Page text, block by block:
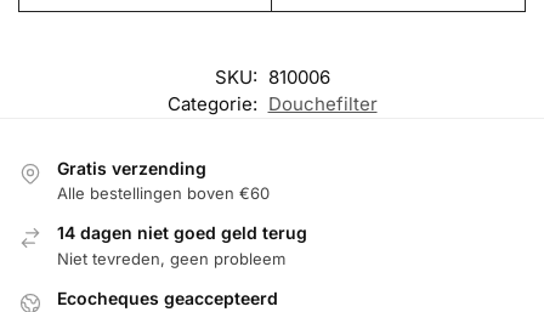
SKU: 810006
Categorie: Douchefilter
Gratis verzending
Alle bestellingen boven €60
14 dagen niet goed geld terug
Niet tevreden, geen probleem
Ecocheques geaccepteerd